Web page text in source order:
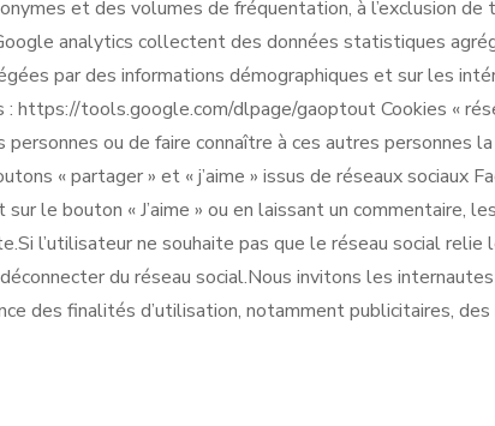
et des volumes de fréquentation, à l’exclusion
analytics collectent des données statistiques
par des informations démographiques et sur les
https://tools.google.com/dlpage/gaoptout Cookies «
ou de faire connaître à ces autres personnes la
« partager » et « j’aime » issus de réseaux sociaux
le bouton « J’aime » ou en laissant un commentaire,
l’utilisateur ne souhaite pas que le réseau social relie
du réseau social.Nous invitons les
des finalités d’utilisation, notamment publicitaires,